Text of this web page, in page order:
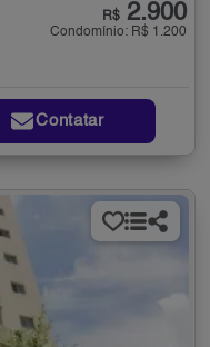
R$ 2.900
Condomínio: R$ 1.200
Contatar